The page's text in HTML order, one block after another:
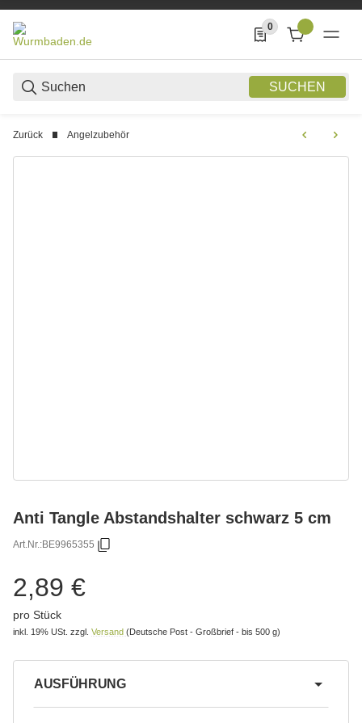
SUCHEN
0
0 Produkte in der
Zurück Angelzubehör
Anti Tangle Abstandshalter schwarz 5 cm
Art.Nr.:BE9965355
2,89 €
pro Stück
inkl. 19% USt. zzgl. Versand (Deutsche Post - Großbrief - bis 500 g)
AUSFÜHRUNG